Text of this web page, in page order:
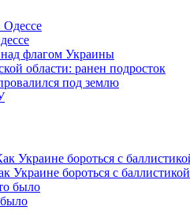
над флагом Украины
области: ранен подросток
под землю
Украине бороться с баллистикой